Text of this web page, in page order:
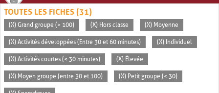
TOUTES LES FICHES (31)
(X) Grand groupe (> 100) (X) Hors classe (X) Moyenne
(X) Activités développées (Entre 30 et 60 minutes) (X) Individuel
(X) Activités courtes (< 30 minutes) (X) Élevée
(X) Moyen groupe (entre 30 et 100) (X) Petit groupe (< 30)